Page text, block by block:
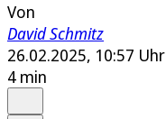
Von
David Schmitz
26.02.2025, 10:57 Uhr
4 min